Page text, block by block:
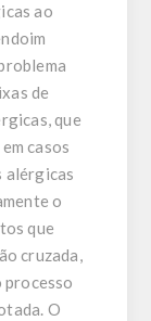
ao
de
que
casos
alérgicas
o
que
cruzada,
processo
O